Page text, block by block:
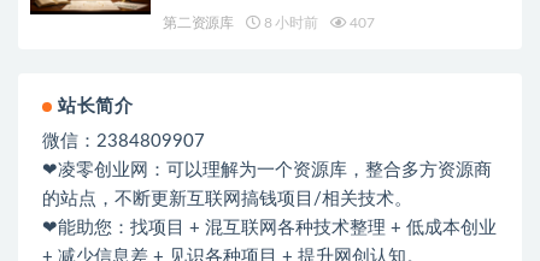
第二资源库 8 小时前 407
站长简介
微信：2384809907
❤凌零创业网：可以理解为一个资源库，整合多方资源商
的站点，不断更新互联网搞钱项目/相关技术。
❤能助您：找项目 + 混互联网各种技术整理 + 低成本创业
+ 减少信息差 + 见识各种项目 + 提升网创认知。